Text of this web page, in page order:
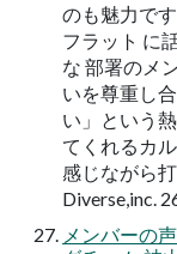
のも魅力で
フラット に
な 部署のメ
いを尊重し
い」という
てくれるカ
感じながら
Diverse,inc.
メンバーの